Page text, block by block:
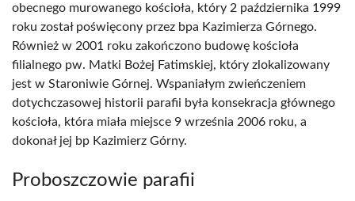
obecnego murowanego kościoła, który 2 października 1999
roku został poświęcony przez bpa Kazimierza Górnego.
Również w 2001 roku zakończono budowę kościoła
filialnego pw. Matki Bożej Fatimskiej, który zlokalizowany
jest w Staroniwie Górnej. Wspaniałym zwieńczeniem
dotychczasowej historii parafii była konsekracja głównego
kościoła, która miała miejsce 9 września 2006 roku, a
dokonał jej bp Kazimierz Górny.
Proboszczowie parafii